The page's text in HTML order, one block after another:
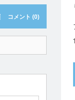
コメント (0)